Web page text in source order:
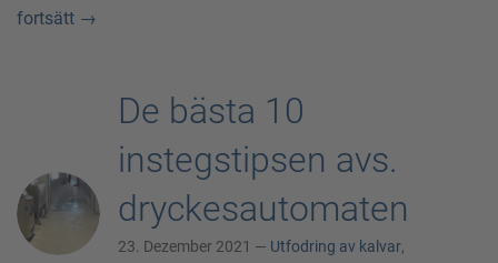
fortsätt →
De bästa 10
instegstipsen avs.
dryckesautomaten
23. Dezember 2021 — Utfodring av kalvar,